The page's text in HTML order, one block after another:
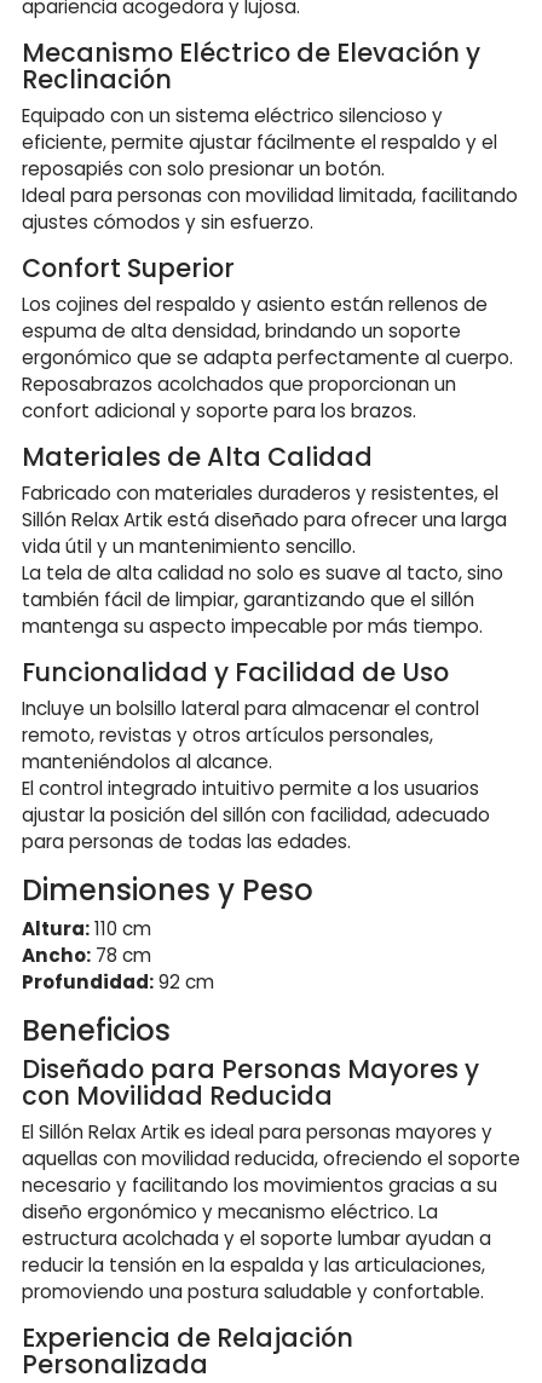
apariencia acogedora y lujosa.
Mecanismo Eléctrico de Elevación y
Reclinación
Equipado con un sistema eléctrico silencioso y
eficiente, permite ajustar fácilmente el respaldo y el
reposapiés con solo presionar un botón.
Ideal para personas con movilidad limitada, facilitando
ajustes cómodos y sin esfuerzo.
Confort Superior
Los cojines del respaldo y asiento están rellenos de
espuma de alta densidad, brindando un soporte
ergonómico que se adapta perfectamente al cuerpo.
Reposabrazos acolchados que proporcionan un
confort adicional y soporte para los brazos.
Materiales de Alta Calidad
Fabricado con materiales duraderos y resistentes, el
Sillón Relax Artik está diseñado para ofrecer una larga
vida útil y un mantenimiento sencillo.
La tela de alta calidad no solo es suave al tacto, sino
también fácil de limpiar, garantizando que el sillón
mantenga su aspecto impecable por más tiempo.
Funcionalidad y Facilidad de Uso
Incluye un bolsillo lateral para almacenar el control
remoto, revistas y otros artículos personales,
manteniéndolos al alcance.
El control integrado intuitivo permite a los usuarios
ajustar la posición del sillón con facilidad, adecuado
para personas de todas las edades.
Dimensiones y Peso
Altura:110 cm
Ancho: 78 cm
Profundidad:92 cm
Beneficios
Diseñado para Personas Mayores y
con Movilidad Reducida
El Sillón Relax Artik es ideal para personas mayores y
aquellas con movilidad reducida, ofreciendo el soporte
necesario y facilitando los movimientos gracias a su
diseño ergonómico y mecanismo eléctrico. La
estructura acolchada y el soporte lumbar ayudan a
reducir la tensión en la espalda y las articulaciones,
promoviendo una postura saludable y confortable.
Experiencia de Relajación
Personalizada